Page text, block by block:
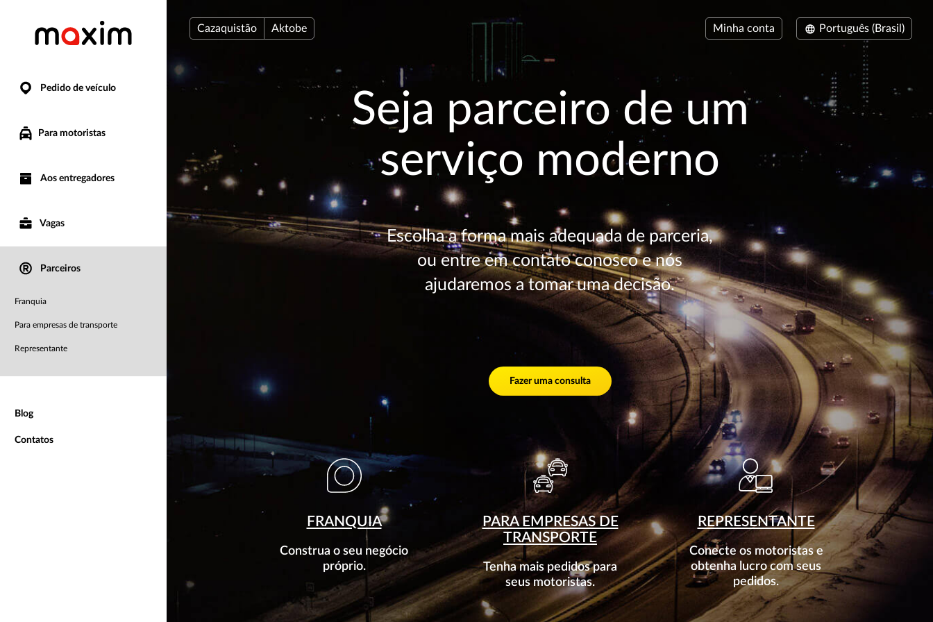
Pedido de veículo
Para motoristas
Aos entregadores
Vagas
Parceiros
Franquia
Para empresas de transporte
Representante
Blog
Contatos
Cazaquistão Aktobe Minha conta Português (Brasil)
Seja parceiro de um
serviço moderno
Escolha a forma mais adequada de parceria,
ou entre em contato conosco e nós
ajudaremos a tomar uma decisão.
Fazer uma consulta
FRANQUIA
Construa o seu negócio
próprio.
PARA EMPRESAS DE
TRANSPORTE
Tenha mais pedidos para
seus motoristas.
REPRESENTANTE
Conecte os motoristas e
obtenha lucro com seus
pedidos.